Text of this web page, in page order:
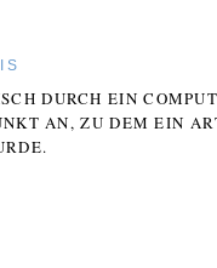
DURCH EIN
AN, ZU DEM EIN